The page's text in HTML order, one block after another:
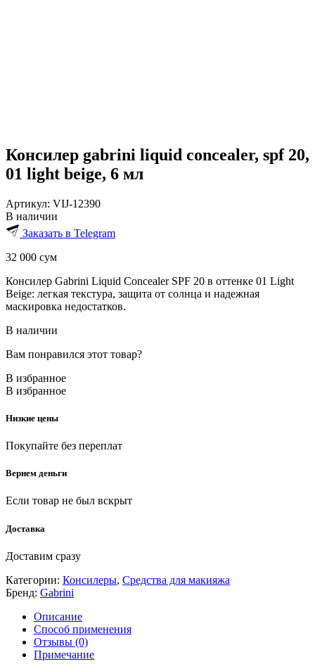
Консилер gabrini liquid concealer, spf 20,
01 light beige, 6 мл
Артикул: VIJ-12390
В наличии
Заказать в Telegram
32 000 сум
Консилер Gabrini Liquid Concealer SPF 20 в оттенке 01 Light
Beige: легкая текстура, защита от солнца и надежная
маскировка недостатков.
В наличии
Вам понравился этот товар?
В избранное
В избранное
Низкие цены
Покупайте без переплат
Вернем деньги
Если товар не был вскрыт
Доставка
Доставим сразу
Категории: Консилеры, Средства для макияжа
Бренд: Gabrini
Описание
Способ применения
Отзывы (0)
Примечание